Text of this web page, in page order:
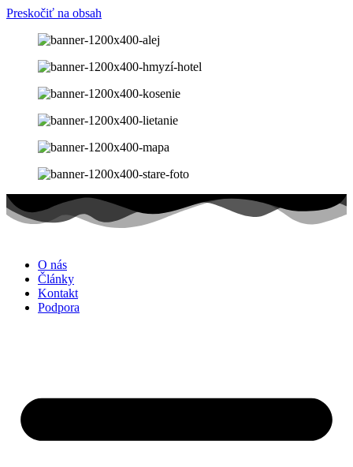
Preskočiť na obsah
O nás
Články
Kontakt
Podpora